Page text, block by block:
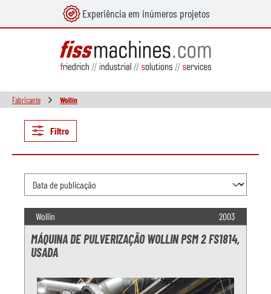
Experiência em inúmeros projetos
Fabricante Wollin
Filtro
Wollin 2003
MÁQUINA DE PULVERIZAÇÃO WOLLIN PSM 2 FS1814,
USADA